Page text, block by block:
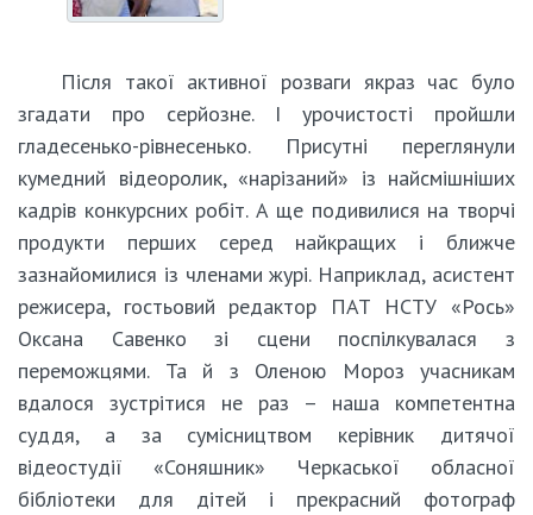
Після такої активної розваги якраз час було
згадати про серйозне. І урочистості пройшли
гладесенько-рівнесенько. Присутні переглянули
кумедний відеоролик, «нарізаний» із найсмішніших
кадрів конкурсних робіт. А ще подивилися на творчі
продукти перших серед найкращих і ближче
зазнайомилися із членами журі. Наприклад, асистент
режисера, гостьовий редактор ПАТ НСТУ «Рось»
Оксана Савенко зі сцени поспілкувалася з
переможцями. Та й з Оленою Мороз учасникам
вдалося зустрітися не раз – наша компетентна
суддя, а за сумісництвом керівник дитячої
відеостудії «Соняшник» Черкаської обласної
бібліотеки для дітей і прекрасний фотограф